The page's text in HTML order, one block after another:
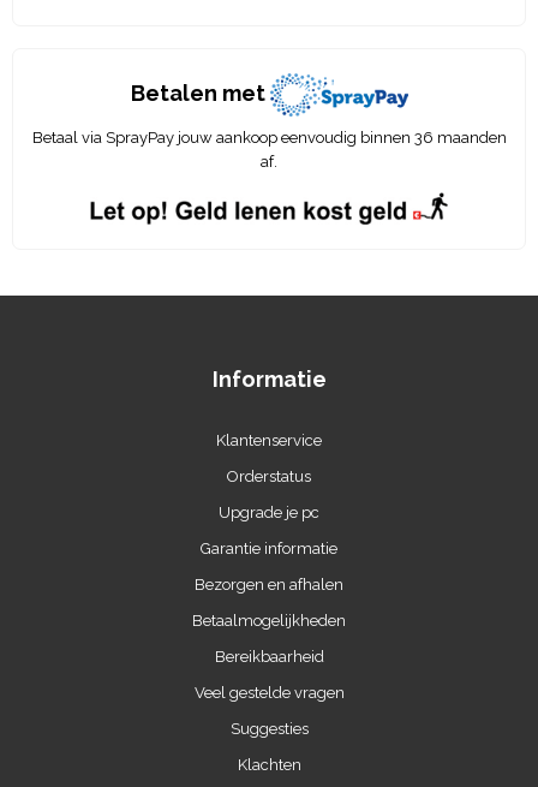
Betalen met
Betaal via SprayPay jouw aankoop eenvoudig binnen 36 maanden
af.
Informatie
Klantenservice
Orderstatus
Upgrade je pc
Garantie informatie
Bezorgen en afhalen
Betaalmogelijkheden
Bereikbaarheid
Veel gestelde vragen
Suggesties
Klachten